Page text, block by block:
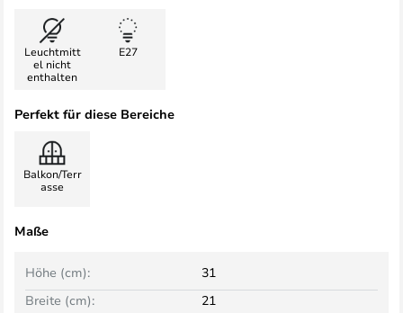
Leuchtmitt
el nicht
enthalten
E27
Perfekt für diese Bereiche
Balkon/Terr
asse
Maße
Breite (cm): 21
Höhe (cm): 31